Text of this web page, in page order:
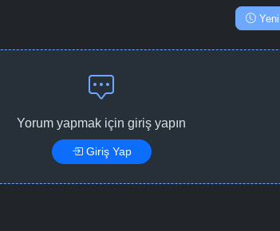
Yeni
Yorum yapmak için giriş yapın
Giriş Yap